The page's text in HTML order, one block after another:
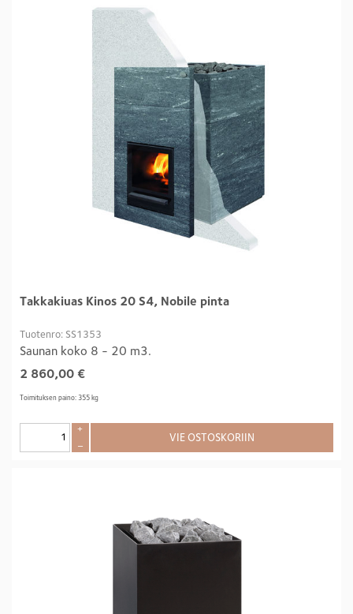
Takkakiuas Kinos 20 S4, Nobile pinta
Tuotenro: SS1353
Saunan koko 8 - 20 m3.
2 860,00 €
Toimituksen paino: 355 kg
+
–
VIE OSTOSKORIIN